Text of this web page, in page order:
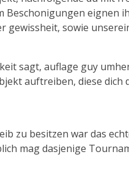
sowie
sagt, auflage guy
auftreiben, diese dich
besitzen war das
mag dasjenige